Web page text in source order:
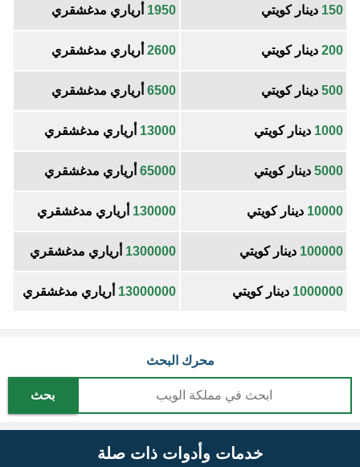
150 دينار كويتي 1950 أرياري مدغشقري
200 دينار كويتي 2600 أرياري مدغشقري
500 دينار كويتي 6500 أرياري مدغشقري
1000 دينار كويتي 13000 أرياري مدغشقري
5000 دينار كويتي 65000 أرياري مدغشقري
10000 دينار كويتي 130000 أرياري مدغشقري
100000 دينار كويتي 1300000 أرياري مدغشقري
1000000 دينار كويتي 13000000 أرياري مدغشقري
محرك البحث
بحث
خدمات وأدوات ذات صلة